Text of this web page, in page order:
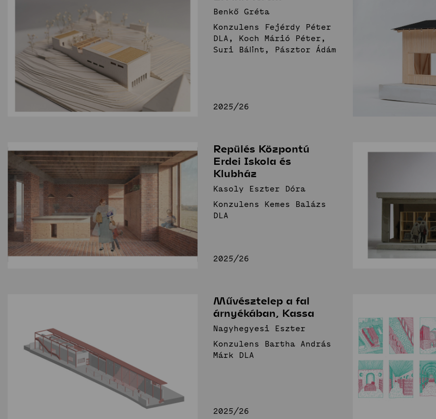
Benkő Gréta
Konzulens Fejérdy Péter
DLA, Koch Márió Péter,
Suri Bálint, Pásztor Ádám
2025/26
Repülés Központú
Erdei Iskola és
Klubház
Kasoly Eszter Dóra
Konzulens Kemes Balázs
DLA
2025/26
Művésztelep a fal
árnyékában, Kassa
Nagyhegyesi Eszter
Konzulens Bartha András
Márk DLA
2025/26